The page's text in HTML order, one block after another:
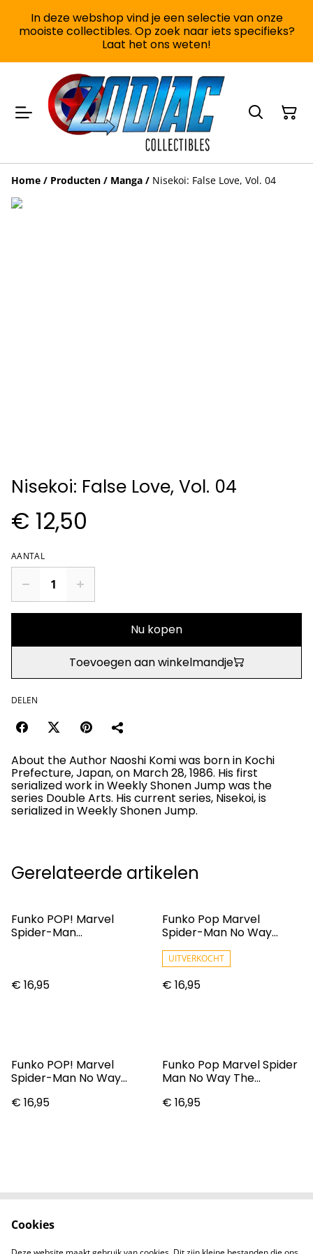
In deze webshop vind je een selectie van onze
mooiste collectibles. Op zoek naar iets specifieks?
Laat het ons weten!
Home / Producten / Manga / Nisekoi: False Love, Vol. 04
Nisekoi: False Love, Vol. 04
€ 12,50
AANTAL
Nu kopen
Toevoegen aan winkelmandje
DELEN
About the Author Naoshi Komi was born in Kochi
Prefecture, Japan, on March 28, 1986. His first
serialized work in Weekly Shonen Jump was the
series Double Arts. His current series, Nisekoi, is
serialized in Weekly Shonen Jump.
Gerelateerde artikelen
Funko POP! Marvel
Spider-Man
€ 16,95
Funko Pop Marvel
Spider-Man No Way
Figure
UITVERKOCHT
€ 16,95
Funko POP! Marvel
Spider-Man No Way
GITD
€ 16,95
Funko Pop Marvel Spider
Man No Way The
#1159 Vinyl Figure
€ 16,95
Privacybeleid
Cookiebeleid
Cookies